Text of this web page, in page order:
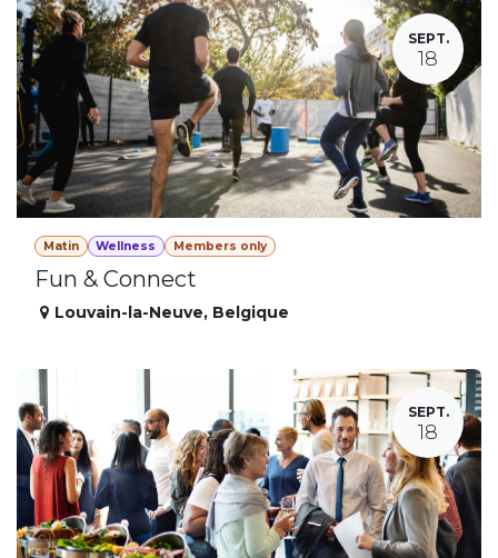
SEPT.
18
Matin Wellness Members only
Fun & Connect
Louvain-la-Neuve, Belgique
SEPT.
18